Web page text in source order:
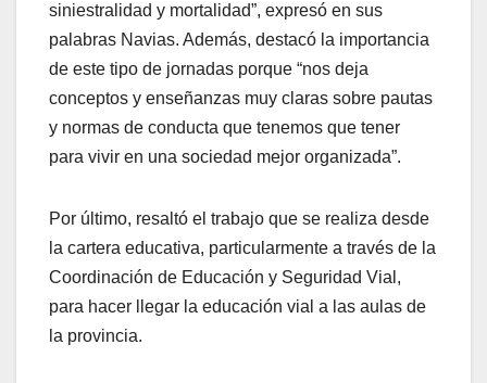
siniestralidad y mortalidad”, expresó en sus
palabras Navias. Además, destacó la importancia
de este tipo de jornadas porque “nos deja
conceptos y enseñanzas muy claras sobre pautas
y normas de conducta que tenemos que tener
para vivir en una sociedad mejor organizada”.
Por último, resaltó el trabajo que se realiza desde
la cartera educativa, particularmente a través de la
Coordinación de Educación y Seguridad Vial,
para hacer llegar la educación vial a las aulas de
la provincia.